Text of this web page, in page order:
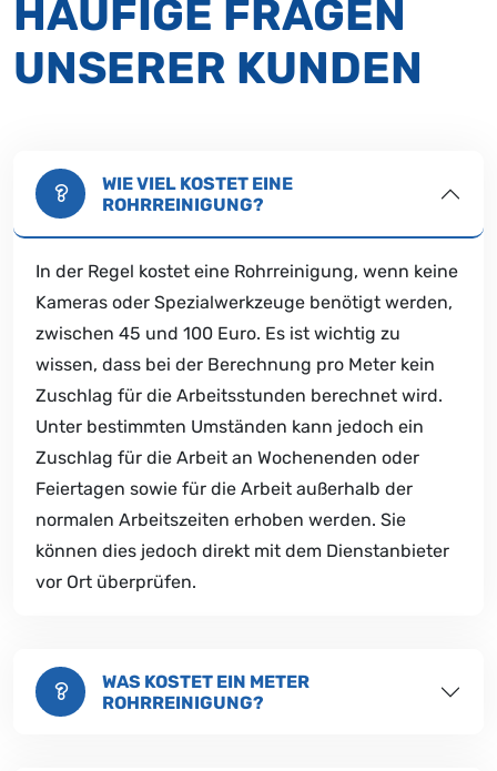
HÄUFIGE FRAGEN
UNSERER KUNDEN
WIE VIEL KOSTET EINE
ROHRREINIGUNG?
In der Regel kostet eine Rohrreinigung, wenn keine
Kameras oder Spezialwerkzeuge benötigt werden,
zwischen 45 und 100 Euro. Es ist wichtig zu
wissen, dass bei der Berechnung pro Meter kein
Zuschlag für die Arbeitsstunden berechnet wird.
Unter bestimmten Umständen kann jedoch ein
Zuschlag für die Arbeit an Wochenenden oder
Feiertagen sowie für die Arbeit außerhalb der
normalen Arbeitszeiten erhoben werden. Sie
können dies jedoch direkt mit dem Dienstanbieter
vor Ort überprüfen.
WAS KOSTET EIN METER
ROHRREINIGUNG?